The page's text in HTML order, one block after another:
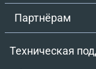
Примерно 4 дня
отправить
учениях, командира нет говорит. Телефоны под
Партнёрам
Техническая